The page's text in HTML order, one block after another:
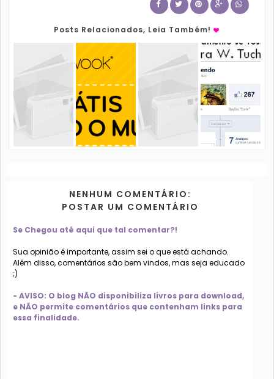
Posts Relacionados, Leia Também!
NENHUM COMENTÁRIO:
POSTAR UM COMENTÁRIO
Se Chegou até aqui que tal comentar?!
Sua opinião é importante, assim sei o que está achando.
Além disso, comentários são bem vindos, mas seja educado
;)
- AVISO: O blog NÃO disponibiliza livros para download,
e NÃO permite comentários que contenham links para
essa finalidade.